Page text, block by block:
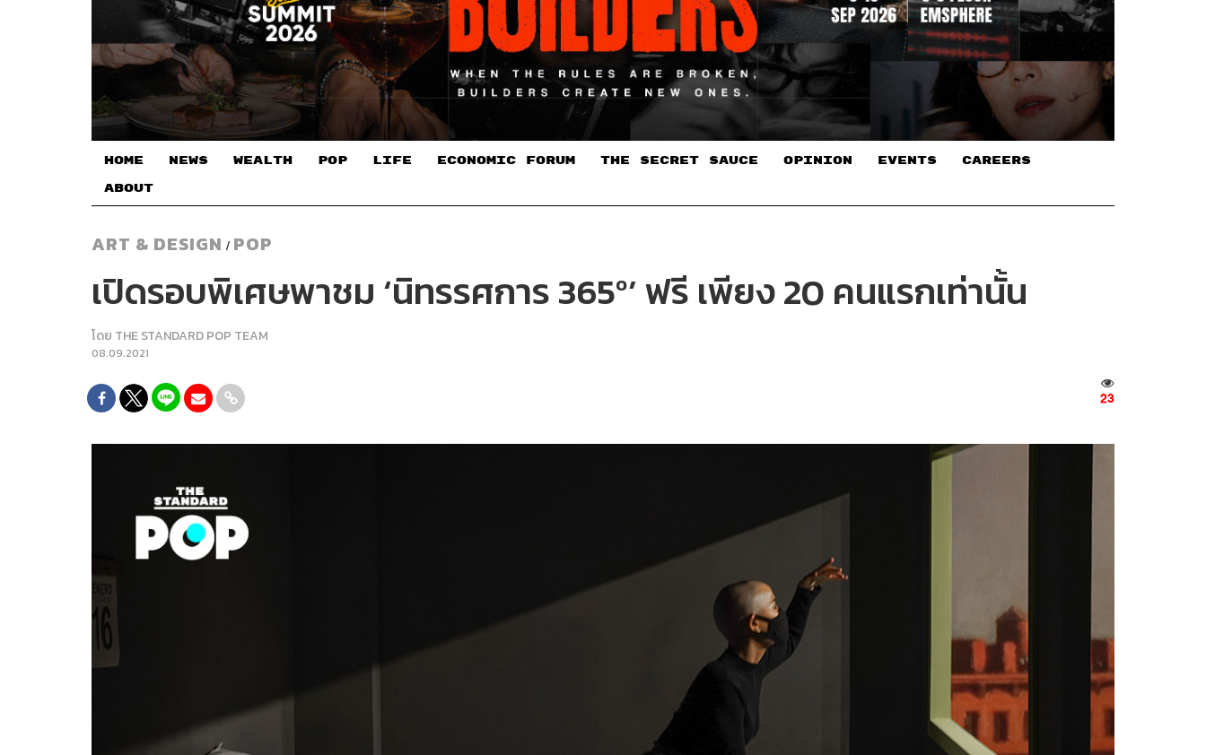
HOME NEWS WEALTH POP LIFE ECONOMIC FORUM THE SECRET SAUCE​ OPINION EVENTS CAREERS
ABOUT
ART & DESIGN / POP
เปิดรอบพิเศษพาชม ‘นิทรรศการ 365º’ ฟรี เพียง 20 คนแรกเท่านั้น
โดย THE STANDARD POP TEAM
08.09.2021
23